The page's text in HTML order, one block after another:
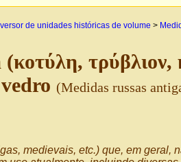
de unidades históricas de volume >
τρύβλιον,
(Medidas russas
medievais, etc.) que, em geral,